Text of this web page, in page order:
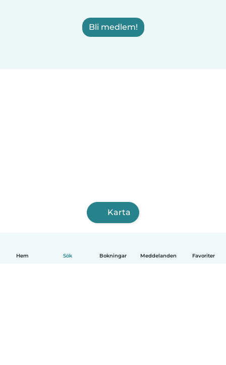
Hem Sök Bokningar Meddelanden Favoriter
Bli medlem!
Karta